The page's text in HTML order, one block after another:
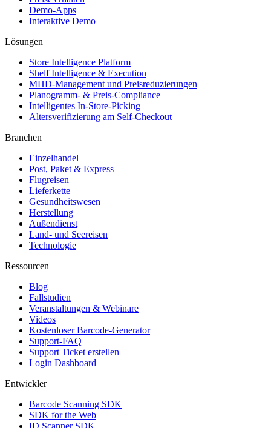
Demo-Apps
Interaktive Demo
Lösungen
Store Intelligence Platform
Shelf Intelligence & Execution
MHD-Management und Preisreduzierungen
Planogramm- & Preis-Compliance
Intelligentes In-Store-Picking
Altersverifizierung am Self-Checkout
Branchen
Einzelhandel
Post, Paket & Express
Flugreisen
Lieferkette
Gesundheitswesen
Herstellung
Außendienst
Land- und Seereisen
Technologie
Ressourcen
Blog
Fallstudien
Veranstaltungen & Webinare
Videos
Kostenloser Barcode-Generator
Support-FAQ
Support Ticket erstellen
Login Dashboard
Entwickler
Barcode Scanning SDK
SDK for the Web
ID Scanner SDK